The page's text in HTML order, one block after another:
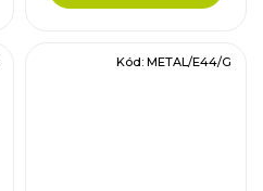
Kód: METAL/E44/G